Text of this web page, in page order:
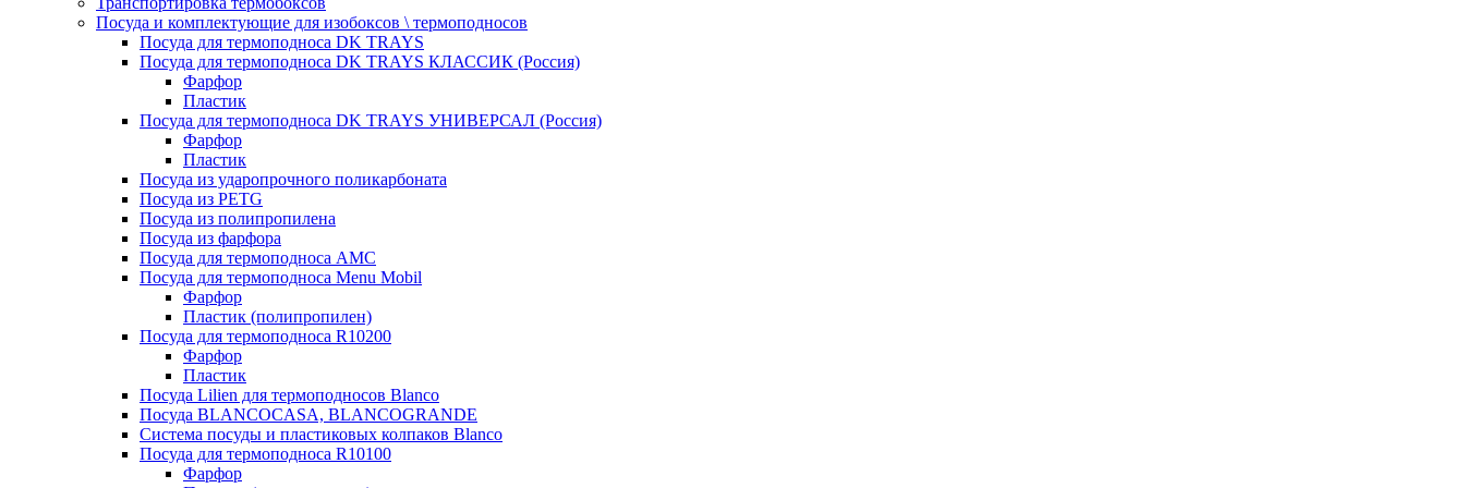
Посуда и комплектующие для изобоксов \ термоподносов
Посуда для термоподноса DK TRAYS
Посуда для термоподноса DK TRAYS КЛАССИК (Россия)
Фарфор
Пластик
Посуда для термоподноса DK TRAYS УНИВЕРСАЛ (Россия)
Фарфор
Пластик
Посуда из ударопрочного поликарбоната
Посуда из PETG
Посуда из полипропилена
Посуда из фарфора
Посуда для термоподноса AMC
Посуда для термоподноса Menu Mobil
Фарфор
Пластик (полипропилен)
Посуда для термоподноса R10200
Фарфор
Пластик
Посуда Lilien для термоподносов Blanco
Посуда BLANCOCASA, BLANCOGRANDE
Система посуды и пластиковых колпаков Blanco
Посуда для термоподноса R10100
Фарфор